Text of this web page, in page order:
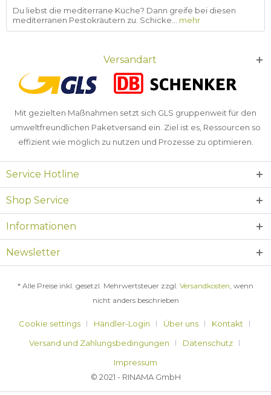
Du liebst die mediterrane Küche? Dann greife bei diesen
mediterranen Pestokräutern zu. Schicke...
mehr
Versandart
Mit gezielten Maßnahmen setzt sich GLS gruppenweit für den
umweltfreundlichen Paketversand ein. Ziel ist es, Ressourcen so
effizient wie möglich zu nutzen und Prozesse zu optimieren.
Service Hotline
Shop Service
Informationen
Newsletter
* Alle Preise inkl. gesetzl. Mehrwertsteuer zzgl. Versandkosten, wenn
nicht anders beschrieben
Cookie settings Händler-Login Über uns
Kontakt
Versand und Zahlungsbedingungen
Datenschutz
Impressum
© 2021 - RINAMA GmbH